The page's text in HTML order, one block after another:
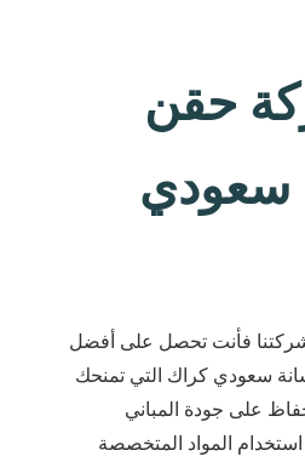
حقن
سعودي
فأنت تحصل على أفضل
سعودي كراك التي تمنحك
على جودة المباني
المواد المتخصصة